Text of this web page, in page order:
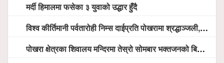
मर्दी हिमालमा फसेका ३ युवाको उद्धार हुँदै
विश्व कीर्तिमानी पर्वतारोही निम्स दाईप्रति पोखरामा श्रद्धाञ्जली, दीप प्रज्वलन गर्दै योगदानको प्रशंसा (भिडियो सहित)
पोखरा क्षेत्रका शिवालय मन्दिरमा तेस्रो सोमबार भक्तजनको बिहानैदेखि घुइँचो